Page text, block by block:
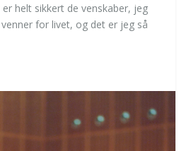
helt sikkert de venskaber, jeg
for livet, og det er jeg så